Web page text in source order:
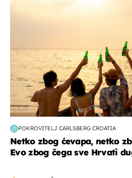
POKROVITELJ CARLSBERG CROATIA
Netko zbog ćevapa, netko
Evo zbog čega sve Hrvati